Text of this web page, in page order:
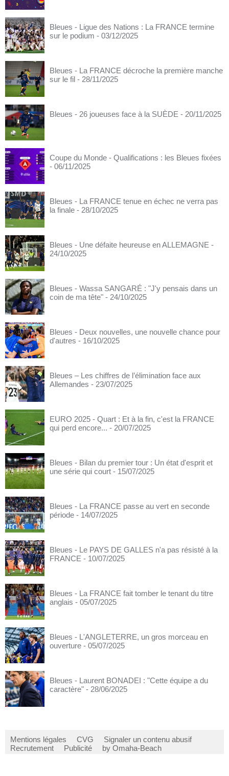
Bleues - Ligue des Nations : La FRANCE termine
sur le podium - 03/12/2025
Bleues - La FRANCE décroche la première manche
sur le fil - 28/11/2025
Bleues - 26 joueuses face à la SUÈDE - 20/11/2025
Coupe du Monde - Qualifications : les Bleues fixées
- 06/11/2025
Bleues - La FRANCE tenue en échec ne verra pas
la finale - 28/10/2025
Bleues - Une défaite heureuse en ALLEMAGNE -
24/10/2025
Bleues - Wassa SANGARÉ : "J'y pensais dans un
coin de ma tête" - 24/10/2025
Bleues - Deux nouvelles, une nouvelle chance pour
d'autres - 16/10/2025
Bleues – Les chiffres de l’élimination face aux
Allemandes - 23/07/2025
EURO 2025 - Quart : Et à la fin, c'est la FRANCE
qui perd encore... - 20/07/2025
Bleues - Bilan du premier tour : Un état d'esprit et
une série qui court - 15/07/2025
Bleues - La FRANCE passe au vert en seconde
période - 14/07/2025
Bleues - Le PAYS DE GALLES n'a pas résisté à la
FRANCE - 10/07/2025
Bleues - La FRANCE fait tomber le tenant du titre
anglais - 05/07/2025
Bleues - L'ANGLETERRE, un gros morceau en
ouverture - 05/07/2025
Bleues - Laurent BONADEI : "Cette équipe a du
caractère" - 28/06/2025
Mentions légales CVG
Signaler un contenu abusif
Recrutement
Publicité by Omaha-Beach